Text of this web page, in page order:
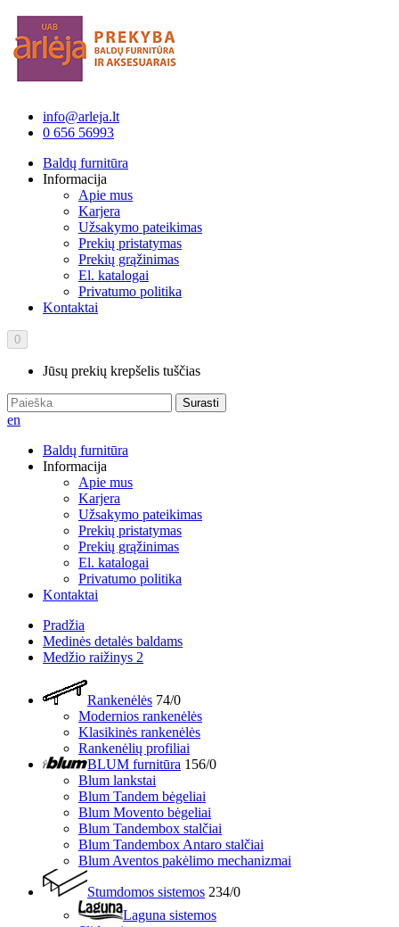
info@arleja.lt
0 656 56993
Baldų furnitūra
Informacija
Apie mus
Karjera
Užsakymo pateikimas
Prekių pristatymas
Prekių grąžinimas
El. katalogai
Privatumo politika
Kontaktai
0
Jūsų prekių krepšelis tuščias
Surasti
en
Baldų furnitūra
Informacija
Apie mus
Karjera
Užsakymo pateikimas
Prekių pristatymas
Prekių grąžinimas
El. katalogai
Privatumo politika
Kontaktai
Pradžia
Medinės detalės baldams
Medžio raižinys 2
Rankenėlės 74/0
Modernios rankenėlės
Klasikinės rankenėlės
Rankenėlių profiliai
BLUM furnitūra 156/0
Blum lankstai
Blum Tandem bėgeliai
Blum Movento bėgeliai
Blum Tandembox stalčiai
Blum Tandembox Antaro stalčiai
Blum Aventos pakėlimo mechanizmai
Stumdomos sistemos 234/0
Laguna sistemos